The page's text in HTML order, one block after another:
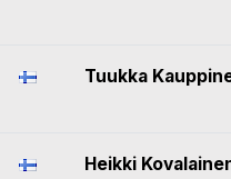
Tuukka
Heikki